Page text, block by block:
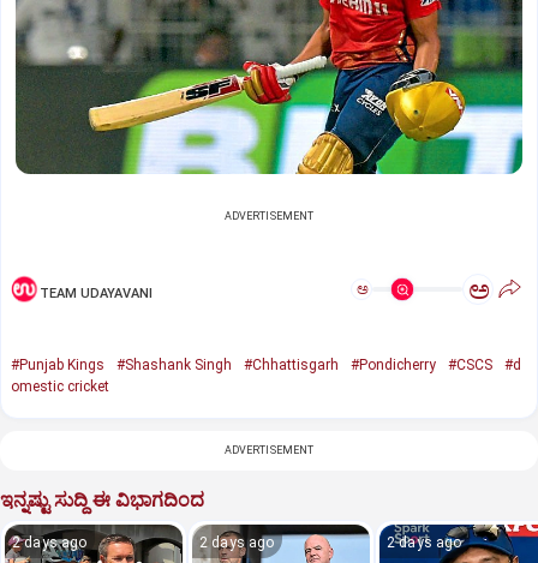
ADVERTISEMENT
TEAM UDAYAVANI ಅ ಅ
#Punjab Kings #Shashank Singh #Chhattisgarh #Pondicherry #CSCS
#d
omestic cricket
ADVERTISEMENT
ಇನ್ನಷ್ಟು ಸುದ್ದಿ ಈ ವಿಭಾಗದಿಂದ
2 days ago 2 days ago 2 days ago